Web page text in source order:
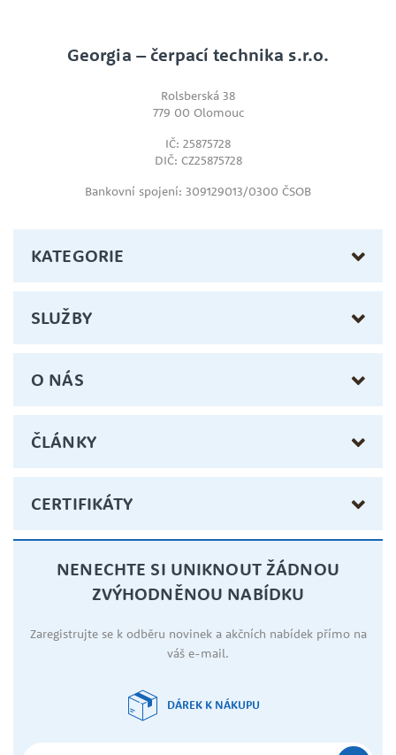
Georgia – čerpací technika s.r.o.
Rolsberská 38
779 00 Olomouc
IČ: 25875728
DIČ: CZ25875728
Bankovní spojení: 309129013/0300 ČSOB
KATEGORIE
SLUŽBY
O NÁS
ČLÁNKY
CERTIFIKÁTY
NENECHTE SI UNIKNOUT ŽÁDNOU
ZVÝHODNĚNOU NABÍDKU
Zaregistrujte se k odběru novinek a akčních nabídek přímo na
váš e-mail.
DÁREK K NÁKUPU